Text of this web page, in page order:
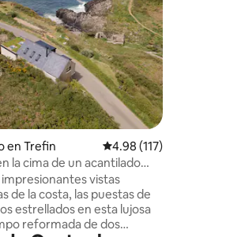
de 5, 491 reseñas
en Trefin Calificación promedio:
4.98 (117)
la cima de un acantilado
vistas
de la costa, las puestas de
estrellados en esta lujosa
reformada de dos